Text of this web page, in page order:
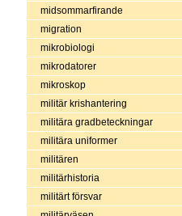
midsommarfirande
migration
mikrobiologi
mikrodatorer
mikroskop
militär krishantering
militära gradbeteckningar
militära uniformer
militären
militärhistoria
militärt försvar